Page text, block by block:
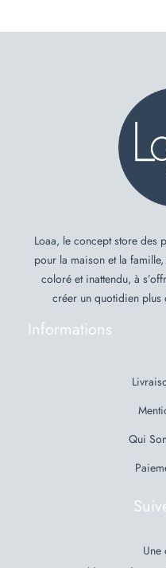
Loaa, le concept store des
pour la maison et la
coloré et inattendu, à
créer un quotidien plus
Informations
Qui
Une